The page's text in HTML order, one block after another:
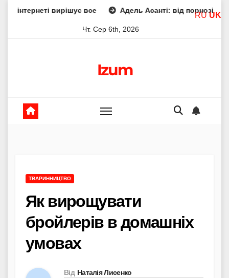
все Адель Асанті: від порнозірки до співачки з
Чт. Сер 6th, 2026
Izum
ТВАРИННИЦТВО
Як вирощувати
бройлерів в домашніх
умовах
Від Наталія Лисенко
RU UK